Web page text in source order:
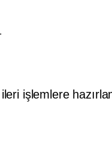
ileri işlemlere